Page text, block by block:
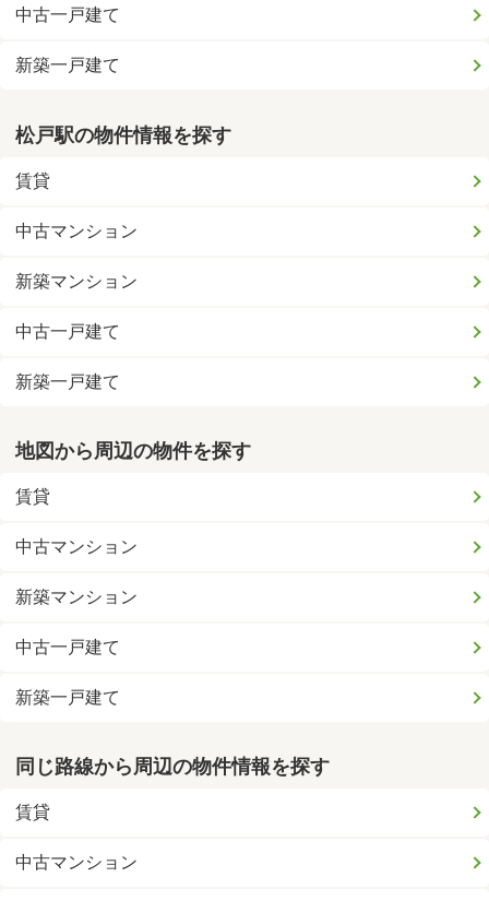
中古一戸建て
新築一戸建て
松戸駅の物件情報を探す
賃貸
中古マンション
新築マンション
中古一戸建て
新築一戸建て
地図から周辺の物件を探す
賃貸
中古マンション
新築マンション
中古一戸建て
新築一戸建て
同じ路線から周辺の物件情報を探す
賃貸
中古マンション